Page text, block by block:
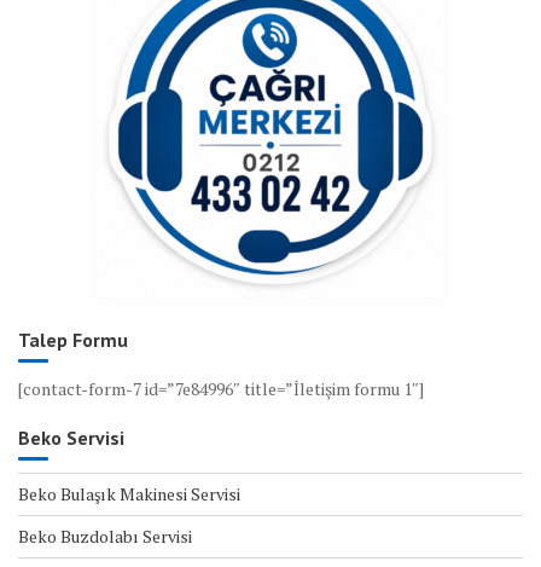
Talep Formu
[contact-form-7 id=”7e84996″ title=”İletişim formu 1″]
Beko Servisi
Beko Bulaşık Makinesi Servisi
Beko Buzdolabı Servisi